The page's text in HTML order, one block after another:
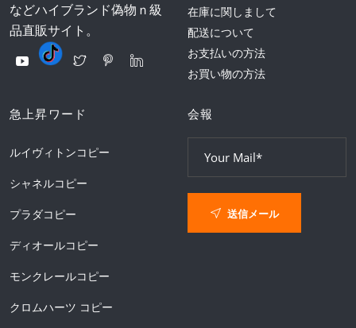
などハイブランド偽物ｎ級
品直販サイト。
在庫に関しまして
配送について
お支払いの方法
お買い物の方法
急上昇ワード
ルイヴィトンコピー
シャネルコピー
プラダコピー
ディオールコピー
モンクレールコピー
クロムハーツ コピー
会報
送信メール